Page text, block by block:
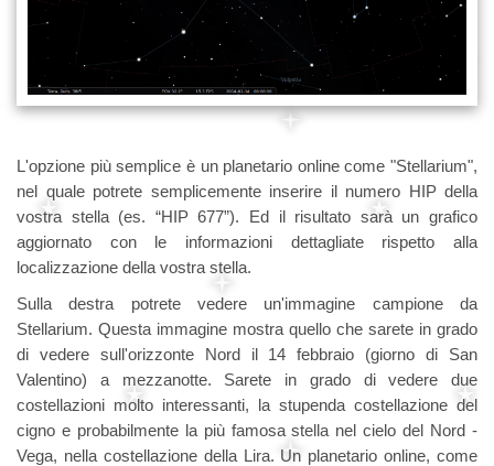
L'opzione più semplice è un planetario online come "Stellarium",
nel quale potrete semplicemente inserire il numero HIP della
vostra stella (es. “HIP 677”). Ed il risultato sarà un grafico
aggiornato con le informazioni dettagliate rispetto alla
localizzazione della vostra stella.
Sulla destra potrete vedere un'immagine campione da
Stellarium. Questa immagine mostra quello che sarete in grado
di vedere sull'orizzonte Nord il 14 febbraio (giorno di San
Valentino) a mezzanotte. Sarete in grado di vedere due
costellazioni molto interessanti, la stupenda costellazione del
cigno e probabilmente la più famosa stella nel cielo del Nord -
Vega, nella costellazione della Lira. Un planetario online, come